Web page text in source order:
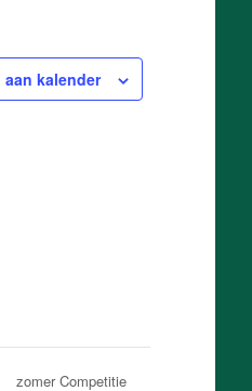
aan kalender
zomer Competitie